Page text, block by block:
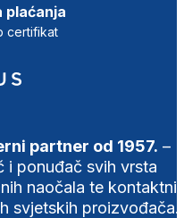
plaćanja
certifikat
partner od 1957. –
i ponuđač svih vrsta
naočala te
svjetskih proizvođača.